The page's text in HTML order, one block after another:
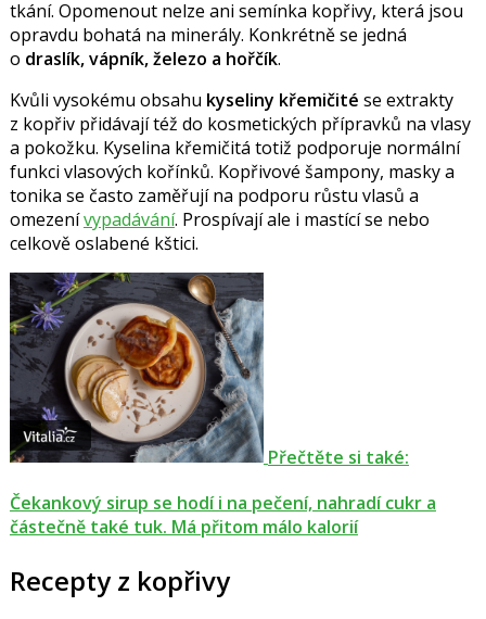
tkání. Opomenout nelze ani semínka kopřivy, která jsou
opravdu bohatá na minerály. Konkrétně se jedná
o draslík, vápník, železo a hořčík.
Kvůli vysokému obsahu kyseliny křemičité se extrakty
z kopřiv přidávají též do kosmetických přípravků na vlasy
a pokožku. Kyselina křemičitá totiž podporuje normální
funkci vlasových kořínků. Kopřivové šampony, masky a
tonika se často zaměřují na podporu růstu vlasů a
omezenívypadávání. Prospívají ale i mastící se nebo
celkově oslabené kštici.
Přečtěte si také:
Čekankový sirup se hodí i na pečení, nahradí cukr a
částečně také tuk. Má přitom málo kalorií
Recepty z kopřivy